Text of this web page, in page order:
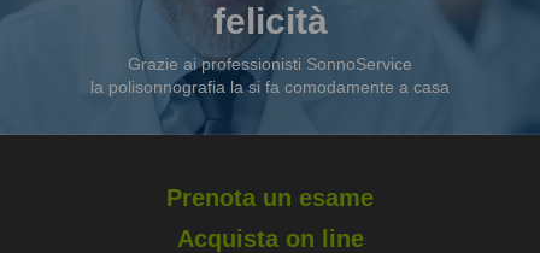
felicità
Grazie ai professionisti SonnoService
la polisonnografia la si fa comodamente a casa
Prenota un esame
Acquista on line